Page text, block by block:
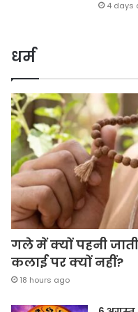
4 days
धर्म
गले में क्यों पहनी
कलाई पर क्यों नहीं?
18 hours ago